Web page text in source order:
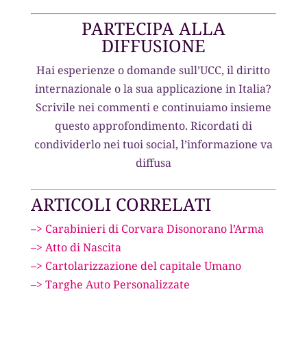
PARTECIPA ALLA
DIFFUSIONE
Hai esperienze o domande sull’UCC, il diritto
internazionale o la sua applicazione in Italia?
Scrivile nei commenti e continuiamo insieme
questo approfondimento. Ricordati di
condividerlo nei tuoi social, l’informazione va
diffusa
ARTICOLI CORRELATI
–> Carabinieri di Corvara Disonorano l’Arma
–> Atto di Nascita
–> Cartolarizzazione del capitale Umano
–> Targhe Auto Personalizzate